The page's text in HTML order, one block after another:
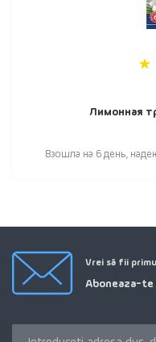
Лимонная
Взошла на 6 день,
Vrei să fii
Aboneaza-